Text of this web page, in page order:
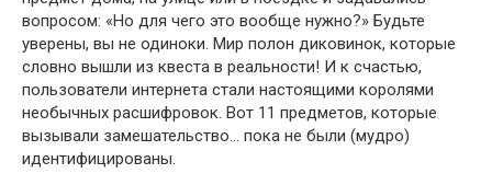
вопросом: «Но для чего это вообще нужно?» Будьте
уверены, вы не одиноки. Мир полон диковинок, которые
словно вышли из квеста в реальности! И к счастью,
пользователи интернета стали настоящими королями
необычных расшифровок. Вот 11 предметов, которые
вызывали замешательство… пока не были (мудро)
идентифицированы.